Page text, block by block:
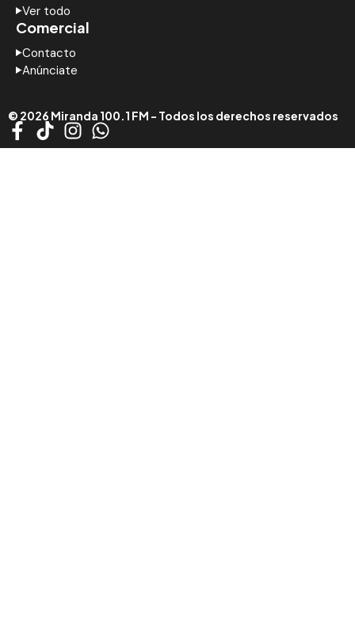
Ver todo
Comercial
Contacto
Anúnciate
© 2026 Miranda 100.1 FM - Todos los derechos reservados